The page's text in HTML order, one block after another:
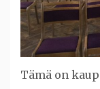
Tämä on